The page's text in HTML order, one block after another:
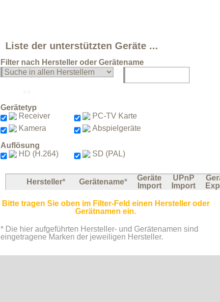
Liste der unterstützten Geräte ...
Filter nach Hersteller oder Gerätename
Gerätetyp
Receiver
PC-TV Karte
Kamera
Abspielgeräte
Auflösung
HD (H.264)
SD (PAL)
exportiert werden.
Status und Informationen zum
spezifischen Geräte-Export
(bearbeitete Aufnahmen auf das Gerät
zurück speichern) entnehmen Sie der
Spalte "Geräte Export".
Hersteller* Gerätename*
Geräte
Import
UPnP
Import
Bitte tragen Sie oben im Filter-Feld einen Hersteller oder
Gerätnamen ein.
* Die hier aufgeführten Hersteller- und Gerätenamen sind
eingetragene Marken der jeweiligen Hersteller.